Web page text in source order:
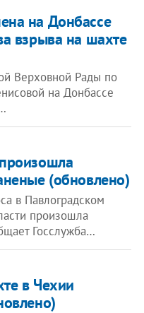
на Донбассе
взрыва на шахте
Верховной Рады по
на Донбассе
(обновлено)
в Павлоградском
произошла
Госслужба…
в Чехии